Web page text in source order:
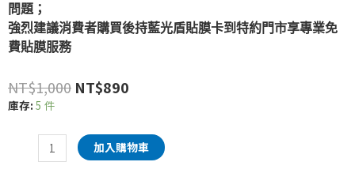
問題；
強烈建議消費者購買後持藍光盾貼膜卡到特約門市享專業免
費貼膜服務
NT$1,000 NT$890
庫存: 5 件
加入購物車